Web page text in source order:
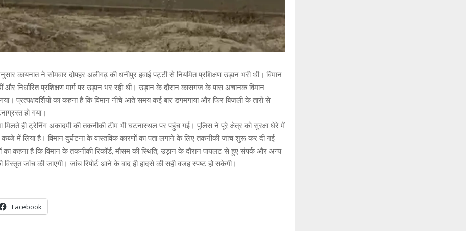
कायनात ने सोमवार दोपहर अलीगढ़ की धनीपुर हवाई पट्टी से नियमित प्रशिक्षण उड़ान भरी थी। विमान
निर्धारित प्रशिक्षण मार्ग पर उड़ान भर रही थीं। उड़ान के दौरान कासगंज के पास अचानक विमान
प्रत्यक्षदर्शियों का कहना है कि विमान नीचे आते समय कई बार डगमगाया और फिर बिजली के तारों से
हो गया।
मिलते ही ट्रेनिंग अकादमी की तकनीकी टीम भी घटनास्थल पर पहुंच गई। पुलिस ने पूरे क्षेत्र को सुरक्षा घेरे में
में लिया है। विमान दुर्घटना के वास्तविक कारणों का पता लगाने के लिए तकनीकी जांच शुरू कर दी गई
का कहना है कि विमान के तकनीकी रिकॉर्ड, मौसम की स्थिति, उड़ान के दौरान पायलट से हुए संपर्क और अन्य
जांच की जाएगी। जांच रिपोर्ट आने के बाद ही हादसे की सही वजह स्पष्ट हो सकेगी।
Facebook